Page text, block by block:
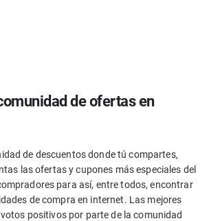
de ofertas en
de descuentos donde tú compartes,
las ofertas y cupones más especiales del
para así, entre todos, encontrar
de compra en internet. Las mejores
positivos por parte de la comunidad